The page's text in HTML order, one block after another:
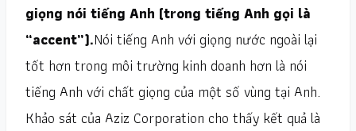
giọng nói tiếng Anh (trong tiếng Anh gọi là
“accent”).Nói tiếng Anh với giọng nước ngoài lại
tốt hơn trong môi trường kinh doanh hơn là nói
tiếng Anh với chất giọng của một số vùng tại Anh.
Khảo sát của Aziz Corporation cho thấy kết quả là